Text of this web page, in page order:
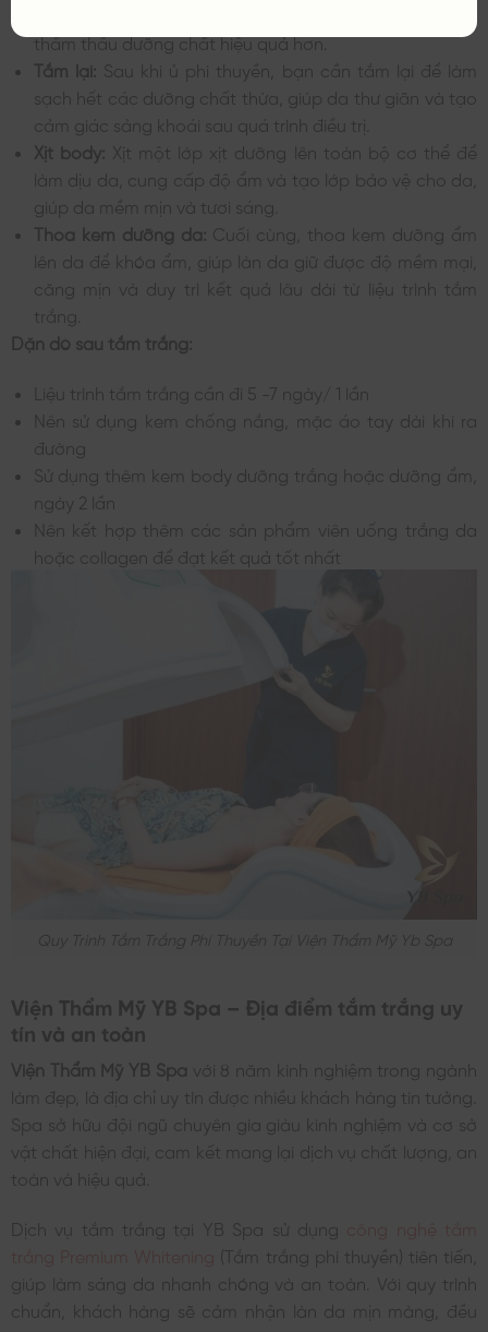
thẩm thấu dưỡng chất hiệu quả hơn.
Tắm lại: Sau khi ủ phi thuyền, bạn cần tắm lại để làm
sạch hết các dưỡng chất thừa, giúp da thư giãn và tạo
cảm giác sảng khoái sau quá trình điều trị.
Xịt body: Xịt một lớp xịt dưỡng lên toàn bộ cơ thể để
làm dịu da, cung cấp độ ẩm và tạo lớp bảo vệ cho da,
giúp da mềm mịn và tươi sáng.
Thoa kem dưỡng da: Cuối cùng, thoa kem dưỡng ẩm
lên da để khóa ẩm, giúp làn da giữ được độ mềm mại,
căng mịn và duy trì kết quả lâu dài từ liệu trình tắm
trắng.
Dặn dò sau tắm trắng:
Liệu trình tắm trắng cần đi 5 -7 ngày/ 1 lần
Nên sử dụng kem chống nắng, mặc áo tay dài khi ra
đường
Sử dụng thêm kem body dưỡng trắng hoặc dưỡng ẩm,
ngày 2 lần
Nên kết hợp thêm các sản phẩm viên uống trắng da
hoặc collagen để đạt kết quả tốt nhất
Quy Trình Tắm Trắng Phi Thuyền Tại Viện Thẩm Mỹ Yb Spa
Viện Thẩm Mỹ YB Spa – Địa điểm tắm trắng uy
tín và an toàn
Viện Thẩm Mỹ YB Spa với 8 năm kinh nghiệm trong ngành
làm đẹp, là địa chỉ uy tín được nhiều khách hàng tin tưởng.
Spa sở hữu đội ngũ chuyên gia giàu kinh nghiệm và cơ sở
vật chất hiện đại, cam kết mang lại dịch vụ chất lượng, an
toàn và hiệu quả.
Dịch vụ tắm trắng tại YB Spa sử dụng
(Tắm trắng phi thuyền) tiên tiến,
giúp làm sáng da nhanh chóng và an toàn. Với quy trình
chuẩn, khách hàng sẽ cảm nhận làn da mịn màng, đều